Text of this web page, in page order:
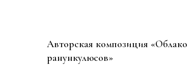
Авторская композиция «Облако
ранункулюсов»